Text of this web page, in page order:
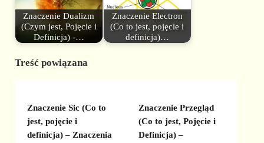
Znaczenie Dualizm
(Czym jest, Pojęcie i
Definicja) -…
Znaczenie Electron
(Co to jest, pojęcie i
definicja)…
Treść powiązana
Znaczenie Sic (Co to
jest, pojęcie i
definicja) – Znaczenia
Znaczenie Przegląd
(Co to jest, Pojęcie i
Definicja) –